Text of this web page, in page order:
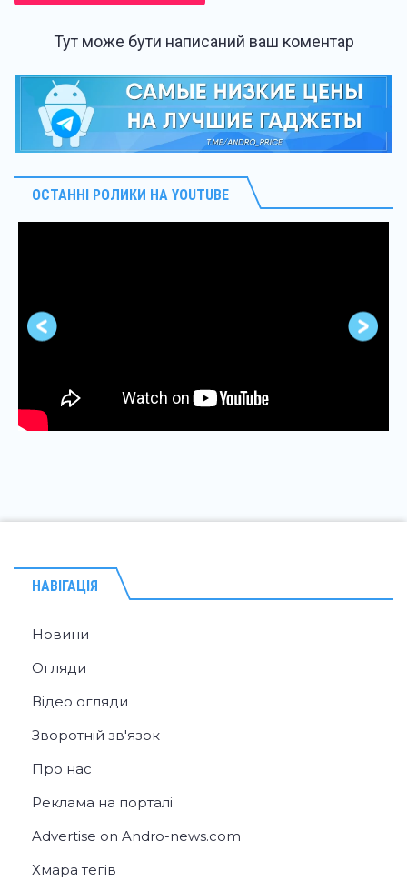
Тут може бути написаний ваш коментар
ОСТАННІ РОЛИКИ НА YOUTUBE
НАВІГАЦІЯ
Новини
Огляди
Відео огляди
Зворотній зв'язок
Про нас
Реклама на порталі
Advertise on Andro-news.com
Хмара тегів